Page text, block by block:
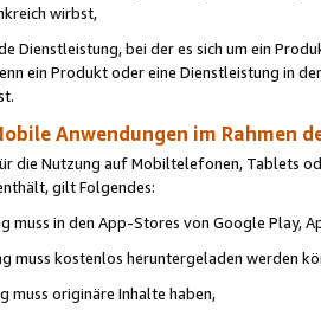
wirbst,
Dienstleistung, bei der es sich um ein
ein Produkt oder eine Dienstleistung in
Anwendungen im Rahmen
die Nutzung auf Mobiltelefonen, Tablets
gilt Folgendes:
muss in den App-Stores von Google Play,
muss kostenlos heruntergeladen werden
muss originäre Inhalte haben,